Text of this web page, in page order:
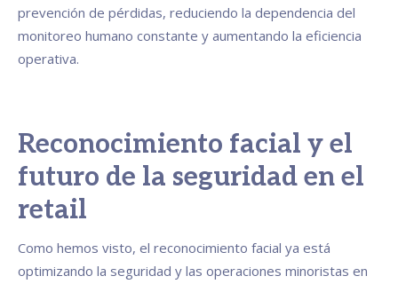
prevención de pérdidas, reduciendo la dependencia del
monitoreo humano constante y aumentando la eficiencia
operativa.
Reconocimiento facial y el
futuro de la seguridad en el
retail
Como hemos visto, el reconocimiento facial ya está
optimizando la seguridad y las operaciones minoristas en